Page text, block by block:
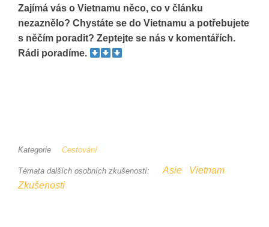
Zajímá vás o Vietnamu něco, co v článku
nezaznělo? Chystáte se do Vietnamu a potřebujete
s něčím poradit? Zeptejte se nás v komentářích.
Rádi poradíme.
Kategorie Cestování
Témata dalších osobních zkušeností: Asie
Vietnam
Zkušenosti